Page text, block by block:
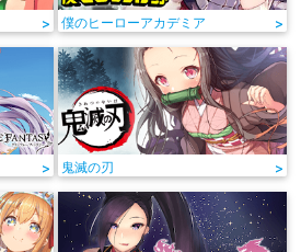
> 僕のヒーローアカデミア >
> 鬼滅の刃 >